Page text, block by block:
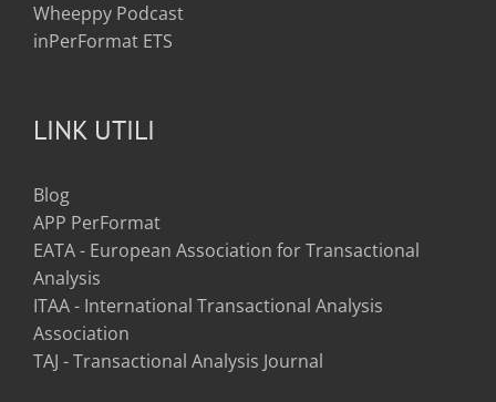
Wheeppy Podcast
inPerFormat ETS
LINK UTILI
Blog
APP PerFormat
EATA - European Association for Transactional
Analysis
ITAA - International Transactional Analysis
Association
TAJ - Transactional Analysis Journal